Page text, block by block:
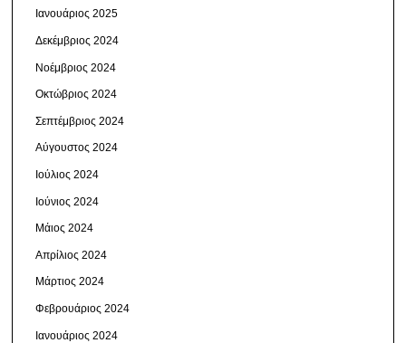
Ιανουάριος 2025
Δεκέμβριος 2024
Νοέμβριος 2024
Οκτώβριος 2024
Σεπτέμβριος 2024
Αύγουστος 2024
Ιούλιος 2024
Ιούνιος 2024
Μάιος 2024
Απρίλιος 2024
Μάρτιος 2024
Φεβρουάριος 2024
Ιανουάριος 2024